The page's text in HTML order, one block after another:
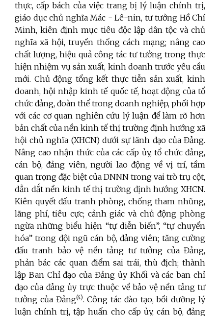
thực, cấp bách của việc trang bị lý luận chính trị,
giáo dục chủ nghĩa Mác - Lê-nin, tư tưởng Hồ Chí
Minh, kiên định mục tiêu độc lập dân tộc và chủ
nghĩa xã hội, truyền thống cách mạng; nâng cao
chất lượng, hiệu quả công tác tư tưởng trong thực
hiện nhiệm vụ sản xuất, kinh doanh trước yêu cầu
mới. Chủ động tổng kết thực tiễn sản xuất, kinh
doanh, hội nhập kinh tế quốc tế, hoạt động của tổ
chức đảng, đoàn thể trong doanh nghiệp, phối hợp
với các cơ quan nghiên cứu lý luận để làm rõ hơn
bản chất của nền kinh tế thị trường định hướng xã
hội chủ nghĩa (XHCN) dưới sự lãnh đạo của Đảng.
Nâng cao nhận thức của các cấp ủy, tổ chức đảng,
cán bộ, đảng viên, người lao động về vị trí, tầm
quan trọng đặc biệt của DNNN trong vai trò trụ cột,
dẫn dắt nền kinh tế thị trường định hướng XHCN.
Kiên quyết đấu tranh phòng, chống tham nhũng,
lãng phí, tiêu cực; cảnh giác và chủ động phòng
ngừa những biểu hiện “tự diễn biến”, “tự chuyển
hóa” trong đội ngũ cán bộ, đảng viên; tăng cường
đấu tranh bảo vệ nền tảng tư tưởng của Đảng,
phản bác các quan điểm sai trái, thù địch; thành
lập Ban Chỉ đạo của Đảng ủy Khối và các ban chỉ
đạo của đảng ủy trực thuộc về bảo vệ nền tảng tư
tưởng của Đảng(4). Công tác đào tạo, bồi dưỡng lý
luận chính trị, tập huấn cho cấp ủy, cán bộ, đảng